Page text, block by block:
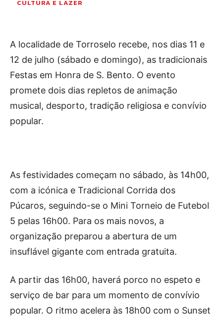
Assinaturas
Onde comprar o Jornal
Publicidade
Voz da Solidariedade
AUTÁRQUICAS 2025 em Seia
Contactos
Tel. 238 310 090 (chamada para a rede fixa nacional)
E-mail: jornalsantamarinha@gmail.com
Facebook Instagram Youtube
Estatuto editorial Sobre o Jornal
Contactos
Ficha Técnica
CULTURA E LAZER
A localidade de Torroselo recebe, nos dias 11 e
12 de julho (sábado e domingo), as tradicionais
Festas em Honra de S. Bento. O evento
promete dois dias repletos de animação
musical, desporto, tradição religiosa e convívio
popular.
As festividades começam no sábado, às 14h00,
com a icónica e Tradicional Corrida dos
Púcaros, seguindo-se o Mini Torneio de Futebol
5 pelas 16h00. Para os mais novos, a
organização preparou a abertura de um
insuflável gigante com entrada gratuita.
A partir das 16h00, haverá porco no espeto e
serviço de bar para um momento de convívio
popular. O ritmo acelera às 18h00 com o Sunset